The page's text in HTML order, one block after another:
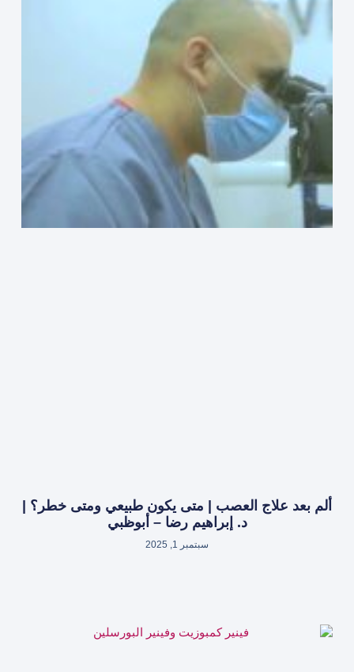
ألم بعد علاج العصب | متى يكون طبيعي ومتى خطر؟ |
د. إبراهيم رضا – أبوظبي
سبتمبر 1, 2025